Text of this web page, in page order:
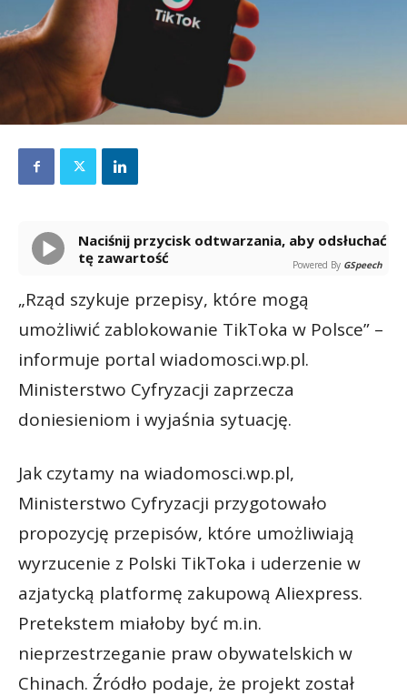
Naciśnij przycisk odtwarzania, aby odsłuchać
tę zawartość
Powered By GSpeech
„Rząd szykuje przepisy, które mogą
umożliwić zablokowanie TikToka w Polsce” –
informuje portal wiadomosci.wp.pl.
Ministerstwo Cyfryzacji zaprzecza
doniesieniom i wyjaśnia sytuację.
Jak czytamy na wiadomosci.wp.pl,
Ministerstwo Cyfryzacji przygotowało
propozycję przepisów, które umożliwiają
wyrzucenie z Polski TikToka i uderzenie w
azjatycką platformę zakupową Aliexpress.
Pretekstem miałoby być m.in.
nieprzestrzeganie praw obywatelskich w
Chinach. Źródło podaje, że projekt został